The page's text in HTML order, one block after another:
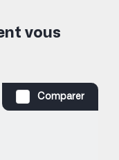
vous
Comparer